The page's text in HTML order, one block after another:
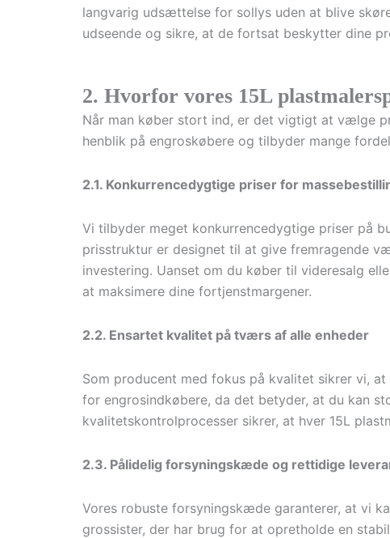
langvarig udsættelse for sollys uden at blive
udseende og sikre, at de fortsat beskytter dine
2. Hvorfor vores 15L
Når man køber stort ind, er det vigtigt at vælge
henblik på engroskøbere og tilbyder mange
2.1. Konkurrencedygtige priser for
Vi tilbyder meget konkurrencedygtige priser på
prisstruktur er designet til at give fremragende
investering. Uanset om du køber til videresalg
at maksimere dine fortjenstmargener.
2.2. Ensartet kvalitet på tværs af alle enheder
Som producent med fokus på kvalitet sikrer vi,
for engrosindkøbere, da det betyder, at du kan
kvalitetskontrolprocesser sikrer, at hver 15L
2.3. Pålidelig forsyningskæde og rettidige
Vores robuste forsyningskæde garanterer, at vi
grossister, der har brug for at opretholde en